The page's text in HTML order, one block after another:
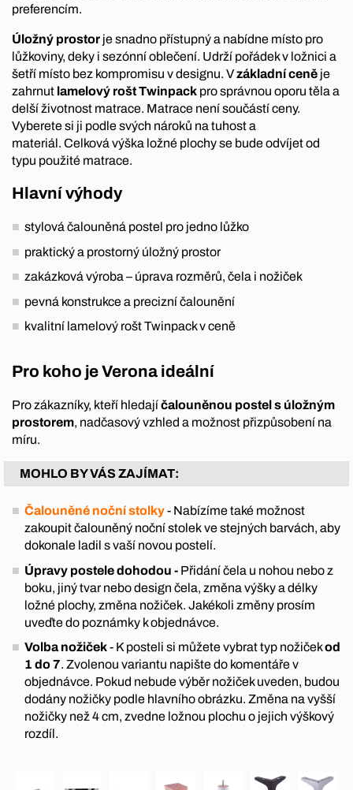
preferencím.
Úložný prostor je snadno přístupný a nabídne místo pro
lůžkoviny, deky i sezónní oblečení. Udrží pořádek v ložnici a
šetří místo bez kompromisu v designu. Vzákladní ceně je
zahrnut lamelový rošt Twinpack pro správnou oporu těla a
delší životnost matrace. Matrace není součástí ceny.
Vyberete si ji podle svých nároků na tuhost a
materiál. Celková výška ložné plochy se bude odvíjet od
typu použité matrace.
Hlavní výhody
stylová čalouněná postel pro jedno lůžko
praktický a prostorný úložný prostor
zakázková výroba – úprava rozměrů, čela i nožiček
pevná konstrukce a precizní čalounění
kvalitní lamelový rošt Twinpack v ceně
Pro koho je Verona ideální
Pro zákazníky, kteří hledajíčalouněnou postel s úložným
prostorem, nadčasový vzhled a možnost přizpůsobení na
míru.
MOHLO BY VÁS ZAJÍMAT:
Čalouněné noční stolky- Nabízíme také možnost
zakoupit čalouněný noční stolek ve stejných barvách, aby
dokonale ladil s vaší novou postelí.
Úpravy postele dohodou - Přidání čela u nohou nebo z
boku, jiný tvar nebo design čela, změna výšky a délky
ložné plochy, změna nožiček. Jakékoli změny prosím
uveďte do poznámky k objednávce.
Volba nožiček- K posteli si můžete vybrat typ nožičekod
1 do 7. Zvolenou variantu napište do komentáře v
objednávce. Pokud nebude výběr nožiček uveden, budou
dodány nožičky podle hlavního obrázku. Změna na vyšší
nožičky než 4 cm, zvedne ložnou plochu o jejich výškový
rozdíl.